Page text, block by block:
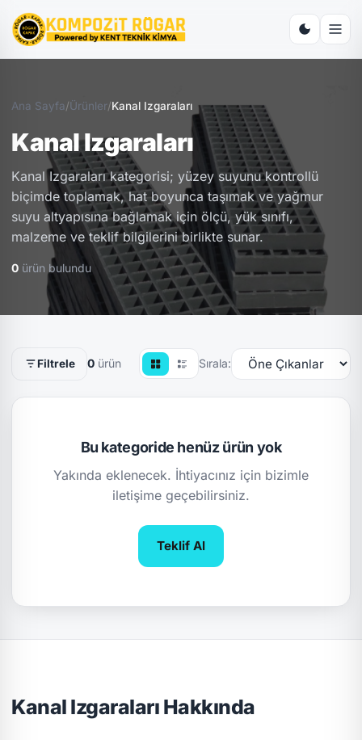
Ana Sayfa/Ürünler/Kanal Izgaraları
Kanal Izgaraları
Kanal Izgaraları kategorisi; yüzey suyunu kontrollü
biçimde toplamak, hat boyunca taşımak ve yağmur
suyu altyapısına bağlamak için ölçü, yük sınıfı,
malzeme ve teklif bilgilerini birlikte sunar.
0 ürün bulundu
Filtrele 0 ürün Sırala:
Bu kategoride henüz ürün yok
Yakında eklenecek. İhtiyacınız için bizimle
iletişime geçebilirsiniz.
Teklif Al
Kanal Izgaraları Hakkında